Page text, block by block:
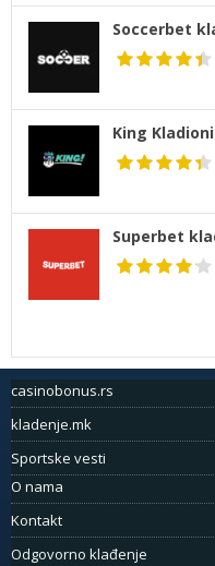
Soccerbet
King
Superbet
casinobonus.rs
kladenje.mk
Sportske vesti
O nama
Kontakt
Odgovorno klađenje